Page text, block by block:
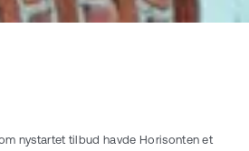
nystartet tilbud havde Horisonten et